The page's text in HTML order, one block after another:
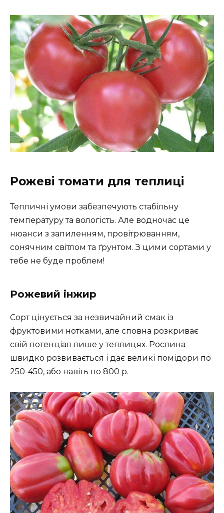
Рожеві томати для теплиці
Тепличні умови забезпечують стабільну
температуру та вологість. Але водночас це
нюанси з запиленням, провітрюванням,
сонячним світлом та ґрунтом. З цими сортами у
тебе не буде проблем!
Рожевий інжир
Сорт цінується за незвичайний смак із
фруктовими нотками, але сповна розкриває
свій потенціал лише у теплицях. Рослина
швидко розвивається і дає великі помідори по
250-450, або навіть по 800 р.